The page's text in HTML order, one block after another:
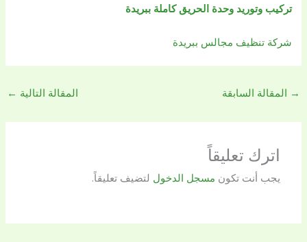
تركيب وتوريد وحدة الحريق كاملة ببريدة
شركة تنظيف مجالس ببريدة
→ المقالة السابقة المقالة التالية ←
اترك تعليقاً
يجب أنت تكون مسجل الدخول لتضيف تعليقاً.